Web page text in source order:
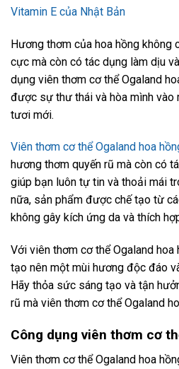
Vitamin E của Nhật Bản
Hương thơm của hoa hồng không
cực mà còn có tác dụng làm dịu
dụng viên thơm cơ thể Ogaland
được sự thư thái và hòa mình vào
tươi mới.
Viên thơm cơ thể Ogaland hoa
hương thơm quyến rũ mà còn có
giúp bạn luôn tự tin và thoải mái
nữa, sản phẩm được chế tạo từ
không gây kích ứng da và thích
Với viên thơm cơ thể Ogaland hoa
tạo nên một mùi hương độc đáo
Hãy thỏa sức sáng tạo và tận
rũ mà viên thơm cơ thể Ogaland
Công dụng viên thơm cơ
Viên thơm cơ thể Ogaland hoa